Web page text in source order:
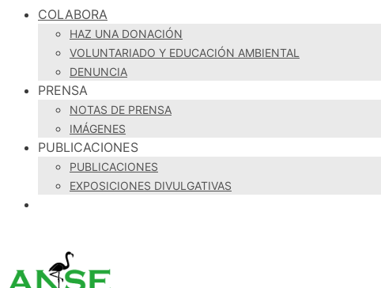
COLABORA
HAZ UNA DONACIÓN
VOLUNTARIADO Y EDUCACIÓN AMBIENTAL
DENUNCIA
PRENSA
NOTAS DE PRENSA
IMÁGENES
PUBLICACIONES
PUBLICACIONES
EXPOSICIONES DIVULGATIVAS